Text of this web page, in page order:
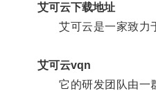
艾可云下载地址
艾可云是一家致力于
艾可云vqn
它的研发团队由一群